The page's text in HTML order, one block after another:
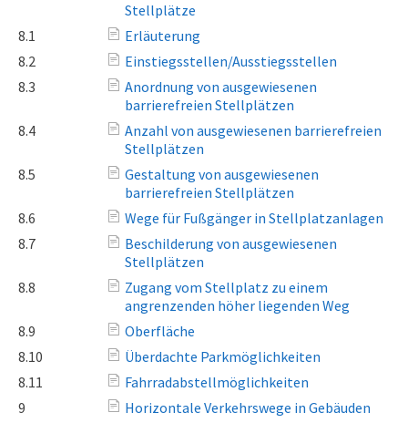
Stellplätze
8.1
Erläuterung
8.2
Einstiegsstellen/Ausstiegsstellen
8.3
Anordnung von ausgewiesenen
barrierefreien Stellplätzen
8.4
Anzahl von ausgewiesenen barrierefreien
Stellplätzen
8.5
Gestaltung von ausgewiesenen
barrierefreien Stellplätzen
8.6
Wege für Fußgänger in Stellplatzanlagen
8.7
Beschilderung von ausgewiesenen
Stellplätzen
8.8
Zugang vom Stellplatz zu einem
angrenzenden höher liegenden Weg
8.9
Oberfläche
8.10
Überdachte Parkmöglichkeiten
8.11
Fahrradabstellmöglichkeiten
9
Horizontale Verkehrswege in Gebäuden